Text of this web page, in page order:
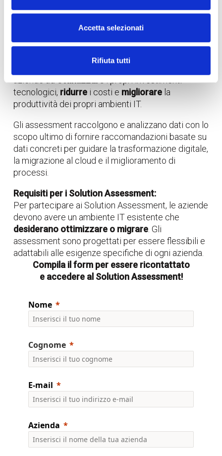
Accetta selezionati
Rifiuta tutti
propone un
Solution Assessment,
aziende adottimizzarei propri investimenti
tecnologici, ridurre i costi e migliorare la
produttività dei propri ambienti IT.
Gli assessment raccolgono e analizzano dati con lo
scopo ultimo di fornire raccomandazioni basate su
dati concreti per guidare la trasformazione digitale,
la migrazione al cloud e il miglioramento di
processi.
Requisiti per i Solution Assessment:
Per partecipare ai Solution Assessment, le aziende
devono avere un ambiente IT esistente che
desiderano ottimizzare o migrare . Gli
assessment sono progettati per essere flessibili e
adattabili alle esigenze specifiche di ogni azienda.
Compila il form per essere ricontattato
e accedere al Solution Assessment!
Nome
Cognome
E-mail
Azienda